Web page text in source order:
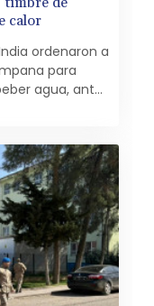
calor
ordenaron a
para
agua, ante
40 ºC.